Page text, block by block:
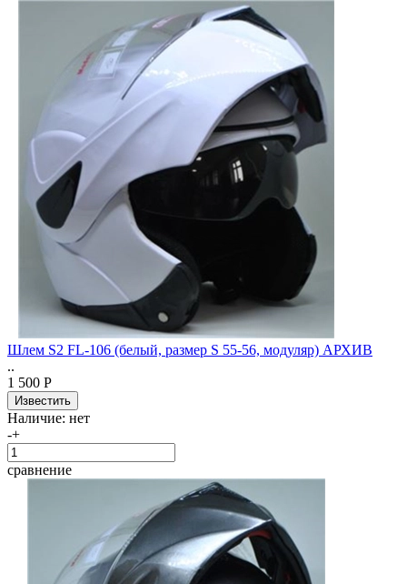
Шлем S2 FL-106 (белый, размер S 55-56, модуляр) АРХИВ
..
1 500 Р
Наличие: нет
-+
сравнение